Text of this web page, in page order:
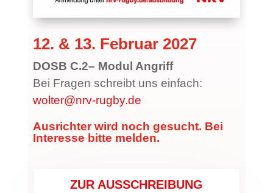
12. & 13. Februar 2027
DOSB C.2– Modul Angriff
Bei Fragen schreibt uns einfach:
wolter@nrv-rugby.de
Ausrichter wird noch gesucht. Bei
Interesse bitte melden.
ZUR AUSSCHREIBUNG